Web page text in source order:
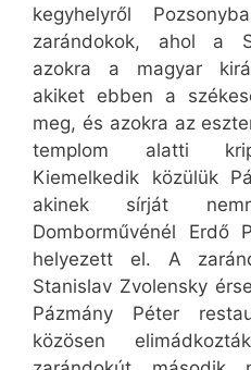
kegyhelyről
zarándokok, ahol a
azokra a magyar
akiket ebben a
meg, és azokra az
templom alatti
Kiemelkedik közülük
akinek sírját
Domborművénél Erdő
helyezett el. A
Stanislav Zvolensky
Pázmány Péter
közösen